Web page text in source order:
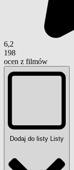
6,2
198
ocen z filmów
Dodaj do listy Listy